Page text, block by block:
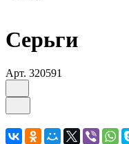
Серьги
Арт. 320591